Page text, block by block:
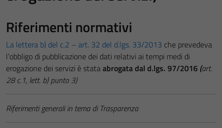
Riferimenti normativi
La lettera b) del c.2 – art. 32 del d.lgs. 33/2013 che prevedeva
l’obbligo di pubblicazione dei dati relativi ai tempi medi di
erogazione dei servizi è stataabrogata dal d.lgs. 97/2016 (art.
28 c.1, lett. b) punto 3)
Riferimenti generali in tema di Trasparenza